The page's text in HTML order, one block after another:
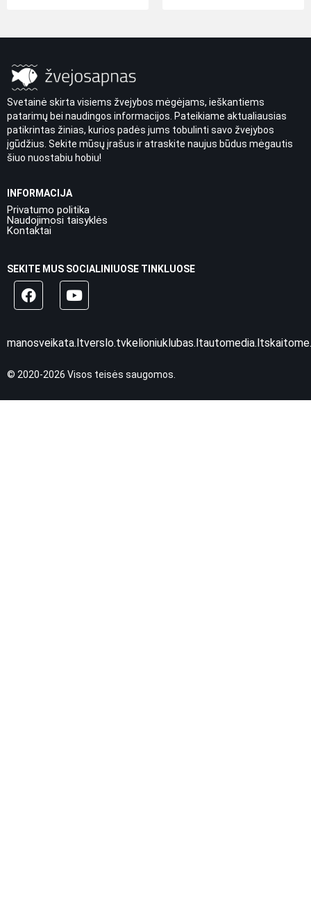
Svetainė skirta visiems žvejybos mėgėjams, ieškantiems
patarimų bei naudingos informacijos. Pateikiame aktualiausias
patikrintas žinias, kurios padės jums tobulinti savo žvejybos
įgūdžius. Sekite mūsų įrašus ir atraskite naujus būdus mėgautis
šiuo nuostabiu hobiu!
INFORMACIJA
Privatumo politika
Naudojimosi taisyklės
Kontaktai
SEKITE MUS SOCIALINIUOSE TINKLUOSE
manosveikata.ltverslo.tvkelioniuklubas.ltautomedia.lt
© 2020-2026 Visos teisės saugomos.